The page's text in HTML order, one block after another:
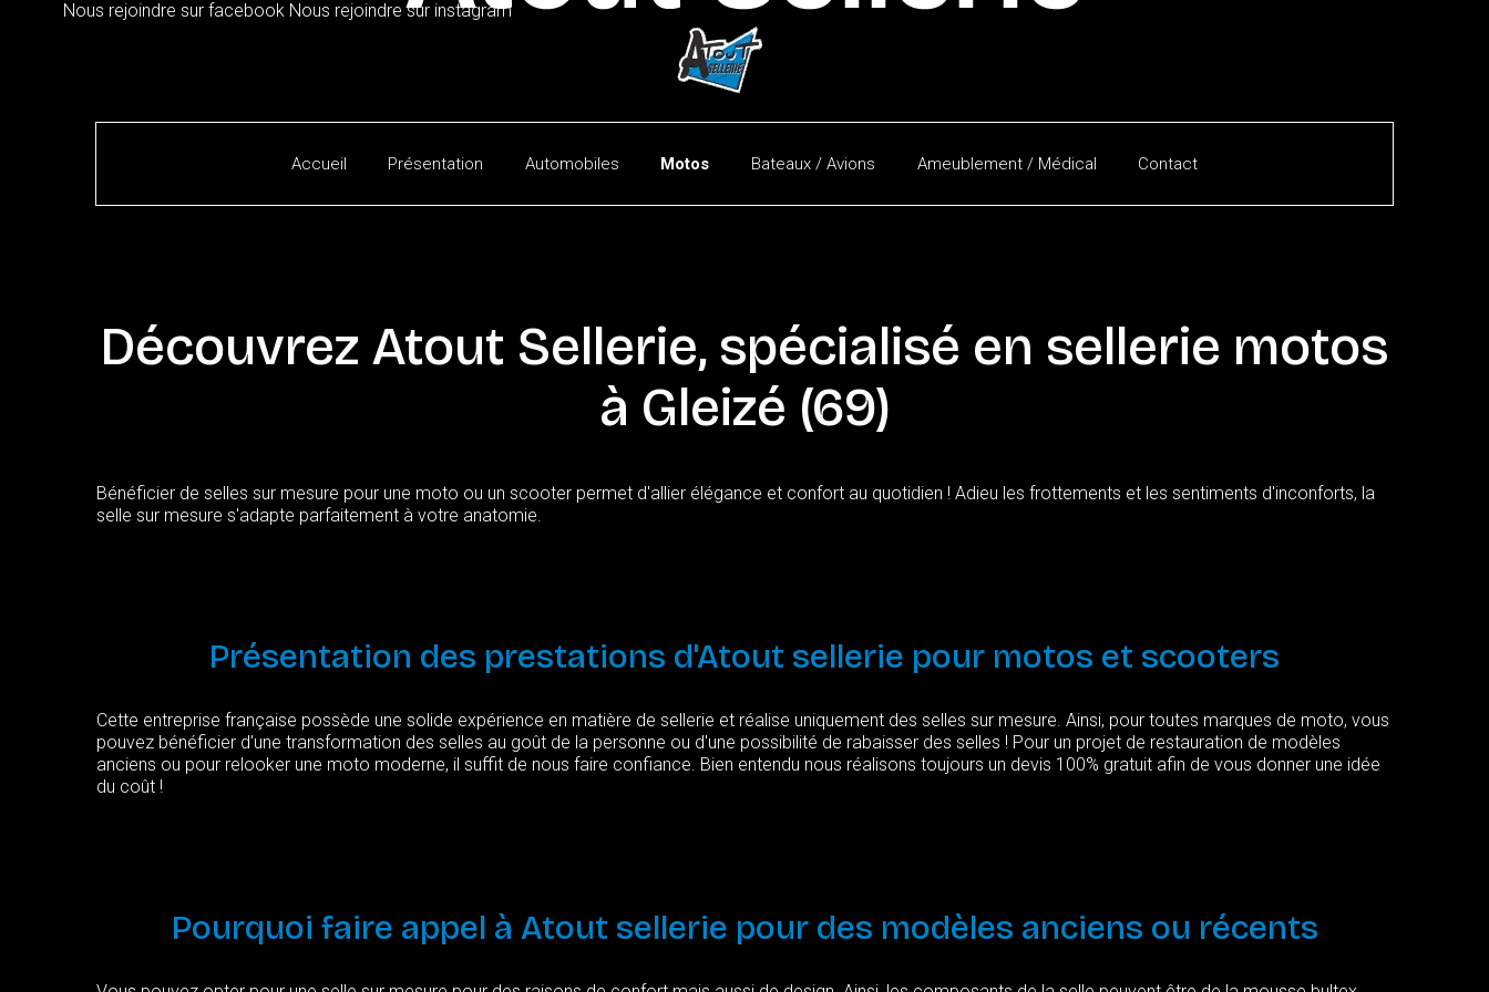
Nous rejoindre sur facebook Nous rejoindre sur instagram
Accueil Présentation Automobiles Motos Bateaux / Avions Ameublement / Médical Contact
Découvrez Atout Sellerie, spécialisé en sellerie motos
à Gleizé (69)
Bénéficier de selles sur mesure pour une moto ou un scooter permet d'allier élégance et confort au quotidien ! Adieu les frottements et les sentiments d'inconforts, la
selle sur mesure s'adapte parfaitement à votre anatomie.
Présentation des prestations d'Atout sellerie pour motos et scooters
Cette entreprise française possède une solide expérience en matière de sellerie et réalise uniquement des selles sur mesure. Ainsi, pour toutes marques de moto, vous
pouvez bénéficier d'une transformation des selles au goût de la personne ou d'une possibilité de rabaisser des selles ! Pour un projet de restauration de modèles
anciens ou pour relooker une moto moderne, il suffit de nous faire confiance. Bien entendu nous réalisons toujours un devis 100% gratuit afin de vous donner une idée
du coût !
Pourquoi faire appel à Atout sellerie pour des modèles anciens ou récents